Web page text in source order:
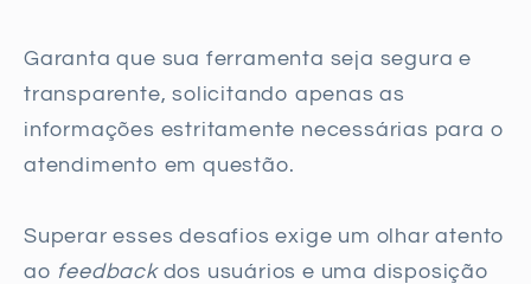
Garanta que sua ferramenta seja segura e
transparente, solicitando apenas as
informações estritamente necessárias para o
atendimento em questão.
Superar esses desafios exige um olhar atento
ao feedbackdos usuários e uma disposição